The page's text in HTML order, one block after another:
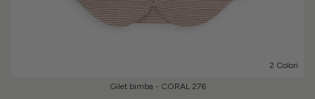
2 Colori
Gilet bimba - CORAL 276